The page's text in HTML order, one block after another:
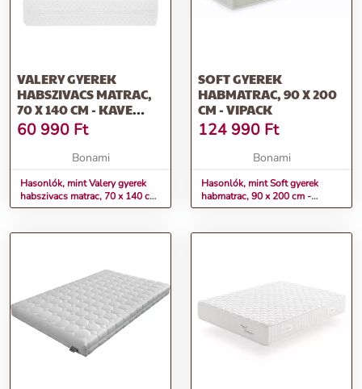
VALERY GYEREK
HABSZIVACS MATRAC,
70 X 140 CM - KAVE
HOME
60 990 Ft
Bonami
Hasonlók, mint Valery gyerek
habszivacs matrac, 70 x 140 cm
- Kave Home
SOFT GYEREK
HABMATRAC, 90 X 200
CM - VIPACK
124 990 Ft
Bonami
Hasonlók, mint Soft gyerek
habmatrac, 90 x 200 cm -
Vipack